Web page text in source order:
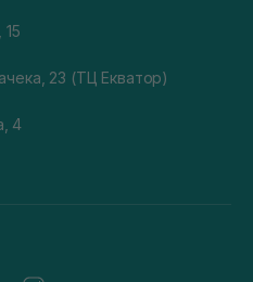
15
23 (ТЦ Екватор)
4